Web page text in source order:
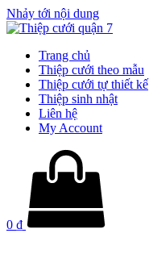
Nhảy tới nội dung
Trang chủ
Thiệp cưới theo mẫu
Thiệp cưới tự thiết kế
Thiệp sinh nhật
Liên hệ
My Account
0 ₫